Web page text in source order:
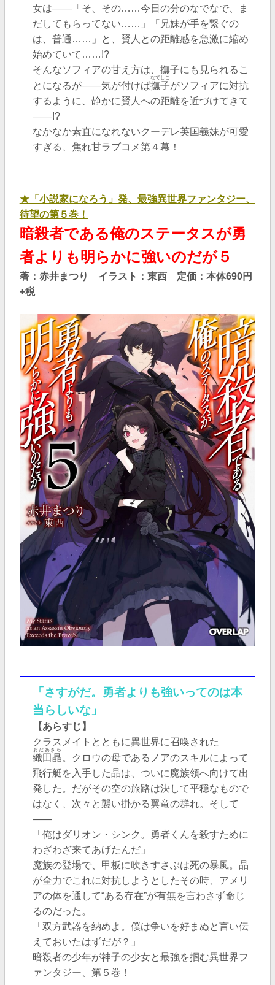
女は――「そ、その……今日の分のなでなで、ま
だしてもらってない……」「兄妹が手を繋ぐの
は、普通……」と、賢人との距離感を急激に縮め
始めていて……!?
そんなソフィアの甘え方は、撫子にも見られるこ
とになるが――気が付けば撫子
なでしこ
がソフィアに対抗
するように、静かに賢人への距離を近づけてきて
――!?
なかなか素直になれないクーデレ英国義妹が可愛
すぎる、焦れ甘ラブコメ第４幕！
★「小説家になろう」発、最強異世界ファンタジー、
待望の第５巻！
暗殺者である俺のステータスが勇
者よりも明らかに強いのだが５
著：赤井まつり イラスト：東西 定価：本体690円
+税
「さすがだ。勇者よりも強いってのは本
当らしいな」
【あらすじ】
クラスメイトとともに異世界に召喚された
織田晶
おだあきら
。クロウの母であるノアのスキルによって
飛行艇を入手した晶は、ついに魔族領へ向けて出
発した。だがその空の旅路は決して平穏なもので
はなく、次々と襲い掛かる翼竜の群れ。そして
――
「俺はダリオン・シンク。勇者くんを殺すために
わざわざ来てあげたんだ」
魔族の登場で、甲板に吹きすさぶは死の暴風。晶
が全力でこれに対抗しようとしたその時、アメリ
アの体を通して“ある存在”が有無を言わさず命じ
るのだった。
「双方武器を納めよ。僕は争いを好まぬと言い伝
えておいたはずだが？」
暗殺者の少年が神子の少女と最強を掴む異世界フ
ァンタジー、第５巻！